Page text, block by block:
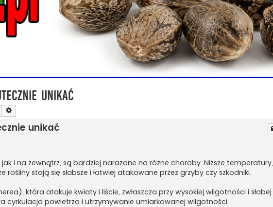
unikać
Szukaj
unikać
i na zewnątrz, są bardziej narażone na różne choroby. Niższe temperatury,
rośliny stają się słabsze i łatwiej atakowane przez grzyby czy szkodniki.
która atakuje kwiaty i liście, zwłaszcza przy wysokiej wilgotności i słabej
cyrkulacja powietrza i utrzymywanie umiarkowanej wilgotności.